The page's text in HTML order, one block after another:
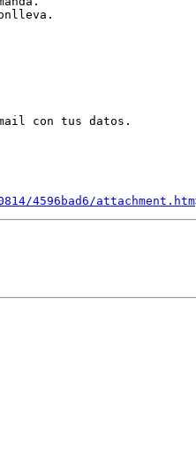
con tus datos.
4596bad6/attachment.htm